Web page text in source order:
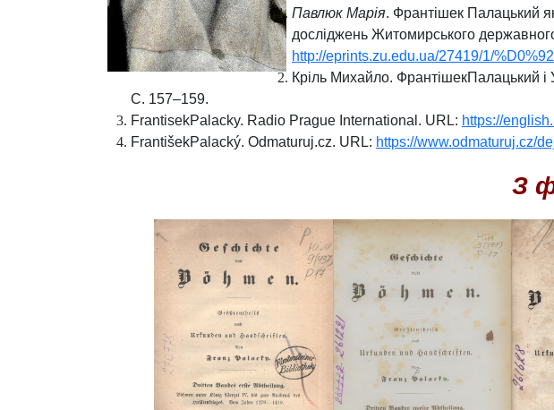
Павлюк Марія. Франтішек Палацький
досліджень Житомирського
http://eprints.zu.edu.ua/27419/1/
Кріль Михайло. ФрантішекПалацький і
С. 157–159.
FrantisekPalacky. Radio Prague International. URL: https://
FrantišekPalacký. Odmaturuj.cz. URL: https://www.odmaturuj.cz/
З